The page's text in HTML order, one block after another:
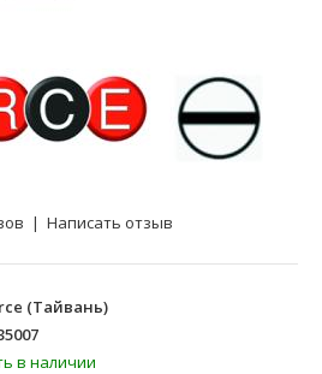
| Написать отзыв
(Тайвань)
в наличии